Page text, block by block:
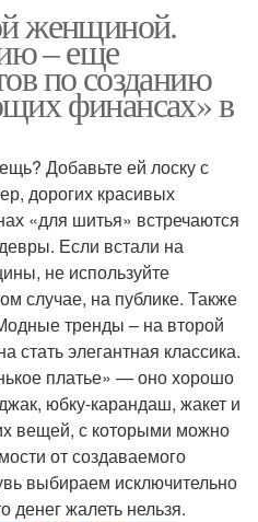
женщиной.
– еще
по созданию
финансах» в
Добавьте ей лоску с
дорогих красивых
«для шитья» встречаются
Если встали на
не используйте
случае, на публике. Также
тренды – на второй
элегантная классика.
платье» — оно хорошо
юбку-карандаш, жакет и
вещей, с которыми можно
от создаваемого
выбираем исключительно
денег жалеть нельзя.